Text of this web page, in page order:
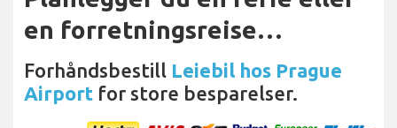
en forretningsreise…
Forhåndsbestill Leiebil hos Prague
Airport for store besparelser.